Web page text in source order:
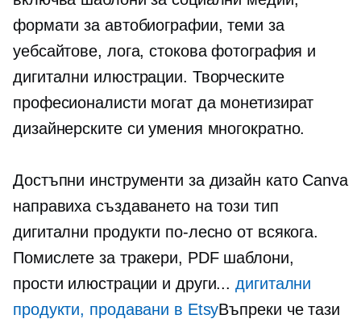
формати за автобиографии, теми за
уебсайтове, лога, стокова фотография и
дигитални илюстрации. Творческите
професионалисти могат да монетизират
дизайнерските си умения многократно.
Достъпни инструменти за дизайн като Canva
направиха създаването на този тип
дигитални продукти по-лесно от всякога.
Помислете за тракери, PDF шаблони,
прости илюстрации и други...дигитални
продукти, продавани в EtsyВъпреки че тази